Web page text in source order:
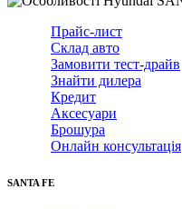
Прайс-лист
Склад авто
Замовити тест-драйв
Знайти дилера
Кредит
Аксесуари
Брошура
Онлайн консультація
SANTA FE